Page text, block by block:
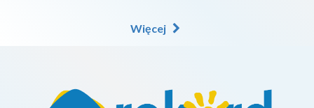
Więcej